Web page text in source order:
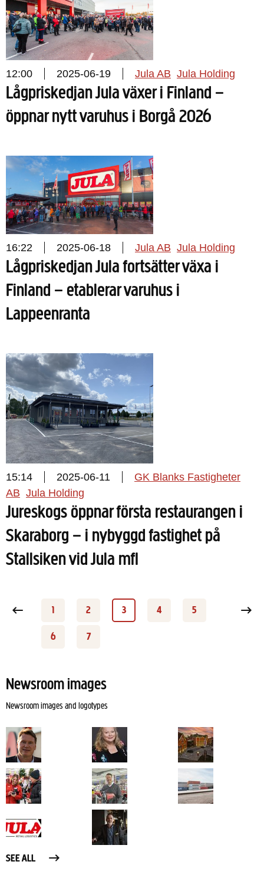
12:00 2025-06-19 Jula AB Jula Holding
Lågpriskedjan Jula växer i Finland –
öppnar nytt varuhus i Borgå 2026
16:22 2025-06-18 Jula AB Jula Holding
Lågpriskedjan Jula fortsätter växa i
Finland – etablerar varuhus i
Lappeenranta
15:14 2025-06-11
GK Blanks Fastigheter
AB Jula Holding
Jureskogs öppnar första restaurangen i
Skaraborg – i nybyggd fastighet på
Stallsiken vid Jula mfl
1 2
Page
3 4 5
6 7
Newsroom images
Newsroom images and logotypes
SEE ALL